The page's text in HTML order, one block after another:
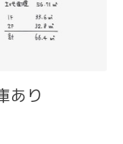
あり